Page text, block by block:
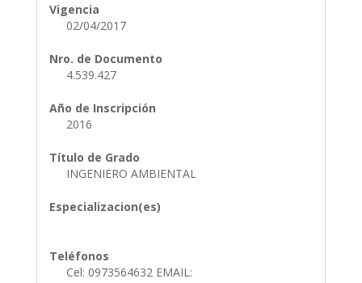
Vigencia
02/04/2017
Nro. de Documento
4.539.427
Año de Inscripción
2016
Título de Grado
INGENIERO AMBIENTAL
Especializacion(es)
Teléfonos
Cel: 0973564632 EMAIL: